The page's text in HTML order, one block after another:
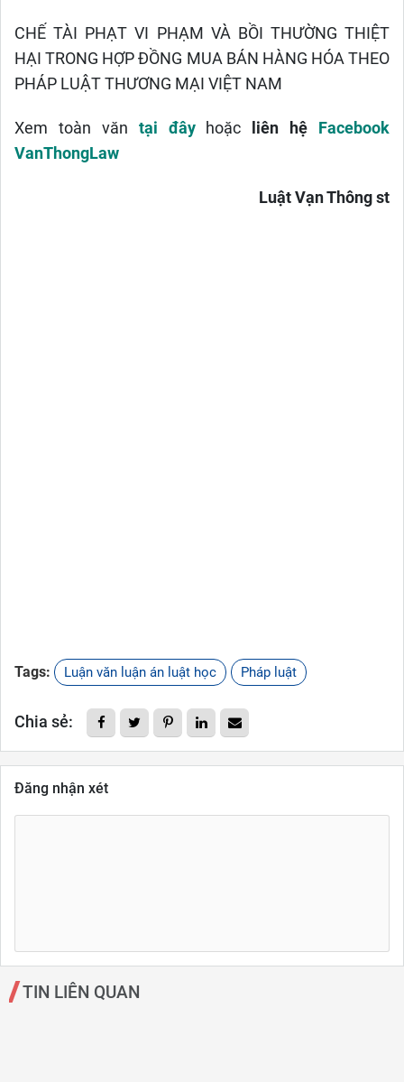
CHẾ TÀI PHẠT VI PHẠM VÀ BỒI THƯỜNG THIỆT
HẠI TRONG HỢP ĐỒNG MUA BÁN HÀNG HÓA THEO
PHÁP LUẬT THƯƠNG MẠI VIỆT NAM
Xem toàn văn tại đây hoặc liên hệ
Facebook
VanThongLaw
Luật Vạn Thông st
Tags: Luận văn luận án luật học Pháp luật
Chia sẻ:
Đăng nhận xét
TIN LIÊN QUAN